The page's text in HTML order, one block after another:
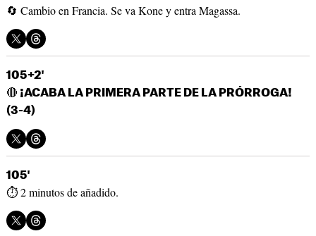
🔄 Cambio en Francia. Se va Kone y entra Magassa.
105+2'
🔴 ¡ACABA LA PRIMERA PARTE DE LA PRÓRROGA!
(3-4)
105'
⏱ 2 minutos de añadido.